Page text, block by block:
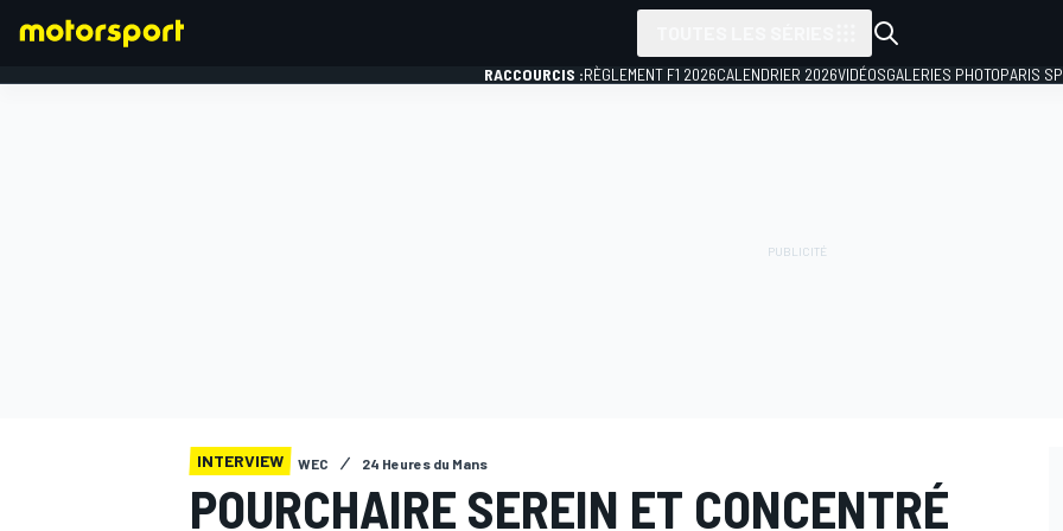
RACCOURCIS :RÈGLEMENT F1 2026CALENDRIER 2026VIDÉOSGALERIES PHOTOPARIS
INTERVIEW WEC 24 Heures du Mans
POURCHAIRE SEREIN ET CONCENTRÉ